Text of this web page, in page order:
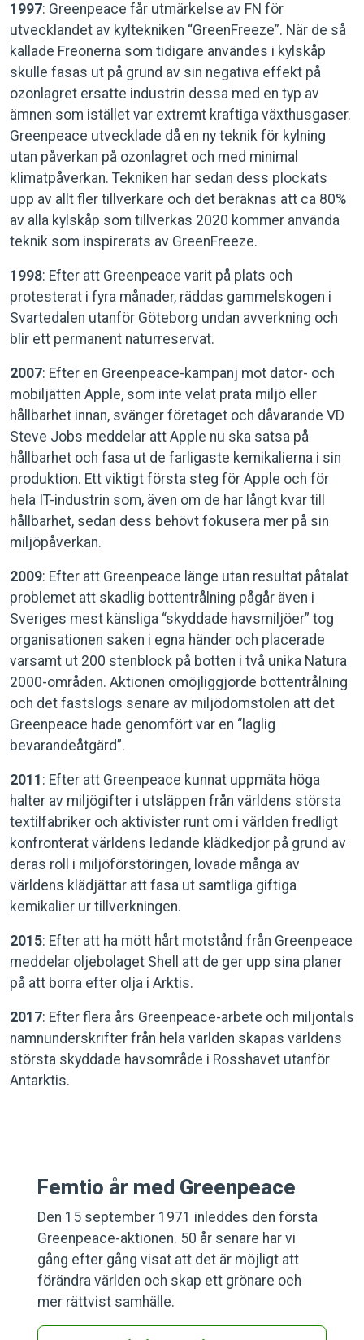
1997: Greenpeace får utmärkelse av FN för
utvecklandet av kyltekniken “GreenFreeze”. När de så
kallade Freonerna som tidigare användes i kylskåp
skulle fasas ut på grund av sin negativa effekt på
ozonlagret ersatte industrin dessa med en typ av
ämnen som istället var extremt kraftiga växthusgaser.
Greenpeace utvecklade då en ny teknik för kylning
utan påverkan på ozonlagret och med minimal
klimatpåverkan. Tekniken har sedan dess plockats
upp av allt fler tillverkare och det beräknas att ca 80%
av alla kylskåp som tillverkas 2020 kommer använda
teknik som inspirerats av GreenFreeze.
1998: Efter att Greenpeace varit på plats och
protesterat i fyra månader, räddas gammelskogen i
Svartedalen utanför Göteborg undan avverkning och
blir ett permanent naturreservat.
2007: Efter en Greenpeace-kampanj mot dator- och
mobiljätten Apple, som inte velat prata miljö eller
hållbarhet innan, svänger företaget och dåvarande VD
Steve Jobs meddelar att Apple nu ska satsa på
hållbarhet och fasa ut de farligaste kemikalierna i sin
produktion. Ett viktigt första steg för Apple och för
hela IT-industrin som, även om de har långt kvar till
hållbarhet, sedan dess behövt fokusera mer på sin
miljöpåverkan.
2009: Efter att Greenpeace länge utan resultat påtalat
problemet att skadlig bottentrålning pågår även i
Sveriges mest känsliga “skyddade havsmiljöer” tog
organisationen saken i egna händer och placerade
varsamt ut 200 stenblock på botten i två unika Natura
2000-områden. Aktionen omöjliggjorde bottentrålning
och det fastslogs senare av miljödomstolen att det
Greenpeace hade genomfört var en “laglig
bevarandeåtgärd”.
2011 : Efter att Greenpeace kunnat uppmäta höga
halter av miljögifter i utsläppen från världens största
textilfabriker och aktivister runt om i världen fredligt
konfronterat världens ledande klädkedjor på grund av
deras roll i miljöförstöringen, lovade många av
världens klädjättar att fasa ut samtliga giftiga
kemikalier ur tillverkningen.
2015: Efter att ha mött hårt motstånd från Greenpeace
meddelar oljebolaget Shell att de ger upp sina planer
på att borra efter olja i Arktis.
2017: Efter flera års Greenpeace-arbete och miljontals
namnunderskrifter från hela världen skapas världens
största skyddade havsområde i Rosshavet utanför
Antarktis.
Femtio år med Greenpeace
Den 15 september 1971 inleddes den första
Greenpeace-aktionen. 50 år senare har vi
gång efter gång visat att det är möjligt att
förändra världen och skap ett grönare och
mer rättvist samhälle.